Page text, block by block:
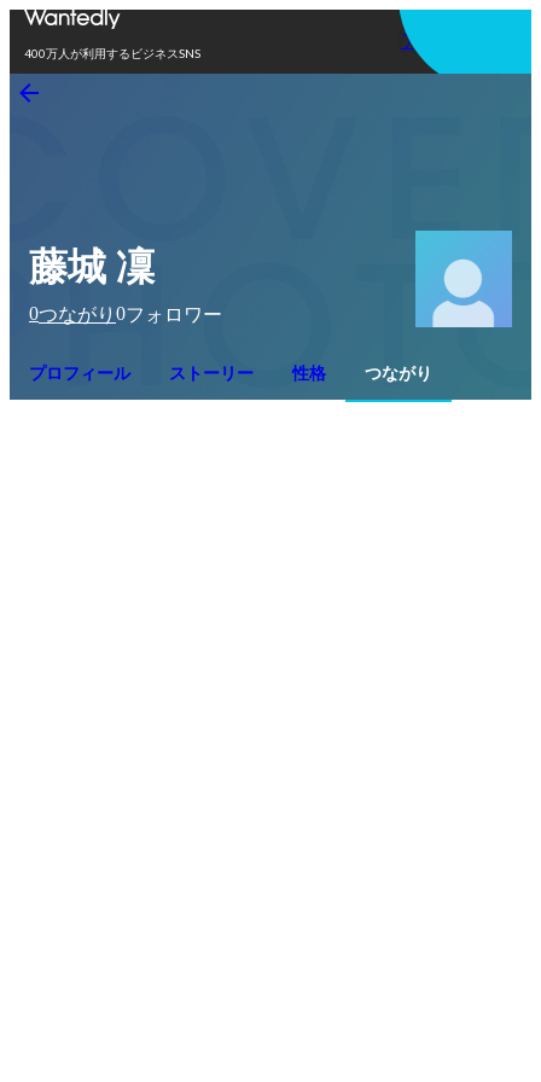
400万人が利用するビジネスSNS
アプリを使う
藤城 凜
0つながり 0フォロワー
プロフィール ストーリー 性格 つながり